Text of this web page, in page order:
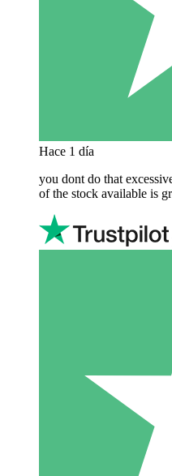
Hace 1 día
you dont do that
of the stock available is